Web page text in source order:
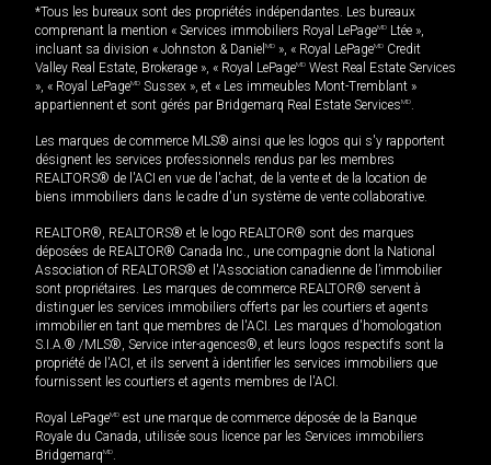
*Tous les bureaux sont des propriétés indépendantes. Les bureaux
comprenant la mention « Services immobiliers Royal LePageMD Ltée »,
incluant sa division « Johnston & Daniel MD », « Royal LePageMD Credit
Valley Real Estate, Brokerage », « Royal LePageMD West Real Estate Services
», « Royal LePageMD Sussex », et « Les immeubles Mont-Tremblant »
appartiennent et sont gérés par Bridgemarq Real Estate ServicesMD.
Les marques de commerce MLS® ainsi que les logos qui s'y rapportent
désignent les services professionnels rendus par les membres
REALTORS® de l'ACI en vue de l'achat, de la vente et de la location de
biens immobiliers dans le cadre d'un système de vente collaborative.
REALTOR®, REALTORS® et le logo REALTOR® sont des marques
déposées de REALTOR® Canada Inc., une compagnie dont la National
Association of REALTORS® et l'Association canadienne de l’immobilier
sont propriétaires. Les marques de commerce REALTOR® servent à
distinguer les services immobiliers offerts par les courtiers et agents
immobilier en tant que membres de l'ACI. Les marques d'homologation
S.I.A.® /MLS®, Service inter-agences®, et leurs logos respectifs sont la
propriété de l'ACI, et ils servent à identifier les services immobiliers que
fournissent les courtiers et agents membres de l'ACI.
Royal LePageMD est une marque de commerce déposée de la Banque
Royale du Canada, utilisée sous licence par les Services immobiliers
BridgemarqMD.